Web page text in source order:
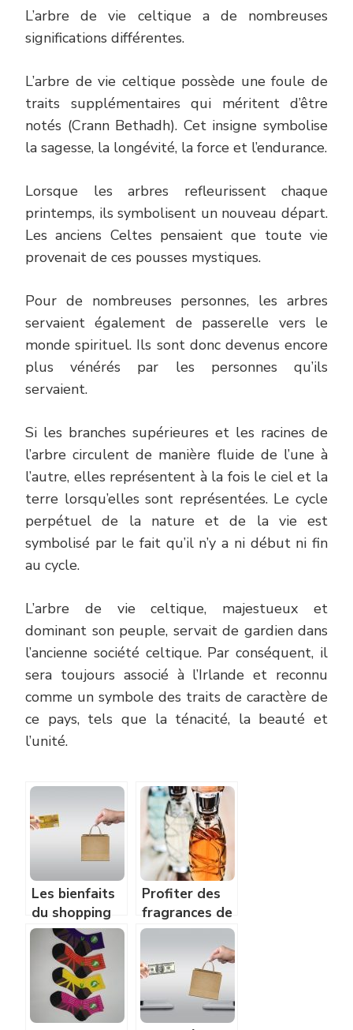
L’arbre de vie celtique a de nombreuses
significations différentes.
L’arbre de vie celtique possède une foule de
traits supplémentaires qui méritent d’être
notés (Crann Bethadh). Cet insigne symbolise
la sagesse, la longévité, la force et l’endurance.
Lorsque les arbres refleurissent chaque
printemps, ils symbolisent un nouveau départ.
Les anciens Celtes pensaient que toute vie
provenait de ces pousses mystiques.
Pour de nombreuses personnes, les arbres
servaient également de passerelle vers le
monde spirituel. Ils sont donc devenus encore
plus vénérés par les personnes qu’ils
servaient.
Si les branches supérieures et les racines de
l’arbre circulent de manière fluide de l’une à
l’autre, elles représentent à la fois le ciel et la
terre lorsqu’elles sont représentées. Le cycle
perpétuel de la nature et de la vie est
symbolisé par le fait qu’il n’y a ni début ni fin
au cycle.
L’arbre de vie celtique, majestueux et
dominant son peuple, servait de gardien dans
l’ancienne société celtique. Par conséquent, il
sera toujours associé à l’Irlande et reconnu
comme un symbole des traits de caractère de
ce pays, tels que la ténacité, la beauté et
l’unité.
Les bienfaits
du shopping
en ligne.
Profiter des
fragrances de
votre parfum
bonnes
habitudes!